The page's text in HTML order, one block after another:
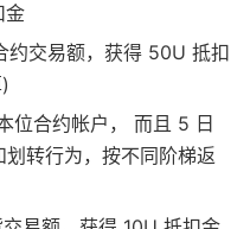
金
交易额，获得 50U 抵扣
位合约帐户， 而且 5 日
转行为，按不同阶梯返